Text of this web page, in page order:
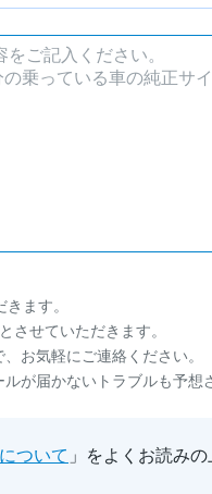
ます。
させていただきます。
お気軽にご連絡ください。
が届かないトラブルも予想
ついて 」をよくお読み